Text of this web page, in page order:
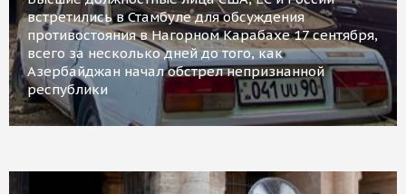
встретились в Стамбуле для обсуждения
противостояния в Нагорном Карабахе 17 сентября,
всего за несколько дней до того, как
Азербайджан начал обстрел непризнанной
республики